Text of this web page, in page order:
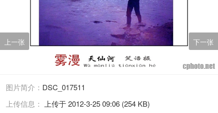
上一张 下一张
图片简介： DSC_017511
上传信息： 上传于 2012-3-25 09:06 (254 KB)